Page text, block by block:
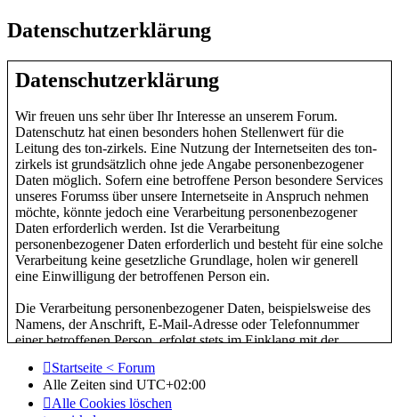
Datenschutzerklärung
Datenschutzerklärung
Wir freuen uns sehr über Ihr Interesse an unserem Forum.
Datenschutz hat einen besonders hohen Stellenwert für die
Leitung des ton-zirkels. Eine Nutzung der Internetseiten des ton-
zirkels ist grundsätzlich ohne jede Angabe personenbezogener
Daten möglich. Sofern eine betroffene Person besondere Services
unseres Forumss über unsere Internetseite in Anspruch nehmen
möchte, könnte jedoch eine Verarbeitung personenbezogener
Daten erforderlich werden. Ist die Verarbeitung
personenbezogener Daten erforderlich und besteht für eine solche
Verarbeitung keine gesetzliche Grundlage, holen wir generell
eine Einwilligung der betroffenen Person ein.
Die Verarbeitung personenbezogener Daten, beispielsweise des
Namens, der Anschrift, E-Mail-Adresse oder Telefonnummer
einer betroffenen Person, erfolgt stets im Einklang mit der
für die ton-zirkel geltenden landesspezifischen
Datenschutzbestimmungen. Mittels dieser Datenschutzerklärung
möchte unser Forum die Öffentlichkeit über Art, Umfang und
Startseite < Forum
Alle Zeiten sind UTC+02:00
Alle Cookies löschen